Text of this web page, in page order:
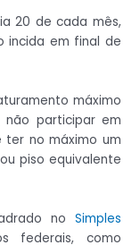
20 de cada mês,
incida em final de
máximo
não participar em
no máximo um
piso equivalente
no Simples
federais, como